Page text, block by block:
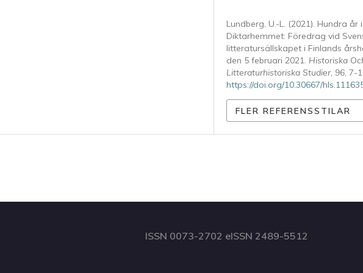
Lundberg, U.-L. (2021). Hundra år i
Diktarhemmet: Föredrag vid
litteratursällskapet i Finlands
den 5 februari 2021. Historiska
Litteraturhistoriska Studier, 96, 7-
https://doi.org/10.30667/
FLER REFERENSSTILAR
ISSN 0073-2702 eISSN 2489-5512